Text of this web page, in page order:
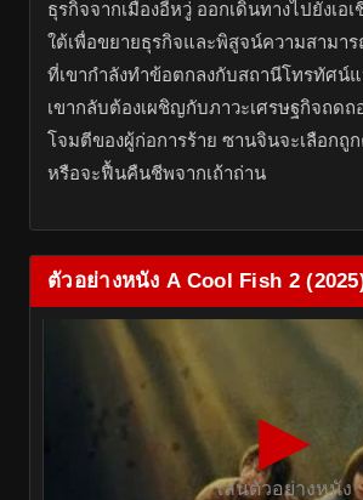
ธุรกิจจากเมืองอี้หวู่ ออกเดินทางไปยังเอ
ใต้เพื่อขยายธุรกิจและพิสูจน์ความสามา
ที่เขากำลังทำข้อตกลงกับสถานีโทรทัศน์
เขากลับต้องเผชิญกับภาวะเศรษฐกิจถดถ
โจมตีของผู้ก่อการร้าย ซานจินจะเลือกถู
หรือจะฟื้นคืนชีพจากเถ้าถ่าน
ตัวอย่างหนัง A Cool Fish 2
▶
เล่นตัวอย่างหนัง